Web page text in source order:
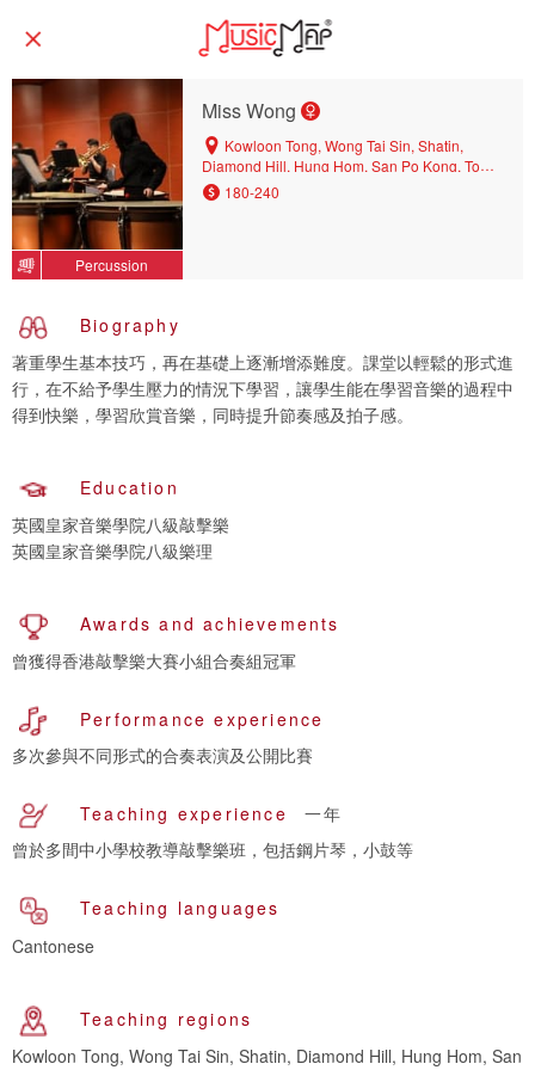
Percussion
Miss Wong
Kowloon Tong, Wong Tai Sin, Shatin,
Diamond Hill, Hung Hom, San Po Kong, To
Kwa Wan, Ngau Tau Kok, Mongkok, Shek Kip
Mei, Prince Edward, Tseung Kwan O, Hang
Sha Tsui, Cheung Sha Wan, Kai Tak, Kowloon
City
180-240
Biography
著重學生基本技巧，再在基礎上逐漸增添難度。課堂以輕鬆的形式進
行，在不給予學生壓力的情況下學習，讓學生能在學習音樂的過程中
得到快樂，學習欣賞音樂，同時提升節奏感及拍子感。
Education
英國皇家音樂學院八級敲擊樂
英國皇家音樂學院八級樂理
Awards and achievements
曾獲得香港敲擊樂大賽小組合奏組冠軍
Performance experience
多次參與不同形式的合奏表演及公開比賽
Teaching experience
一年
曾於多間中小學校教導敲擊樂班，包括鋼片琴，小鼓等
Teaching languages
Cantonese
Teaching regions
Kowloon Tong, Wong Tai Sin, Shatin, Diamond Hill, Hung Hom, San